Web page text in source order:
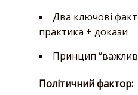
Два ключові
практика + докази
Принцип
Політичний фактор: